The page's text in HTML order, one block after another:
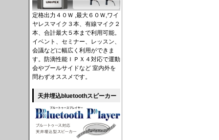
定格出力４０Ｗ ,最大６０Ｗ,ワイ
ヤレスマイク３本、有線マイク２
本、合計最大５本まで利用可能。
イベント、セミナー、レッスン、
会議などに幅広く利用ができま
す。防滴性能ＩＰＸ４対応で運動
会やプールサイドなど 室内外を
問わずオススメです。
天井埋込bluetoothスピーカー